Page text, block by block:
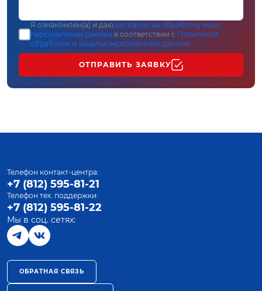
Я ознакомлен(а) и даю согласие на обработку моих
персональных данных в соответствии с Политикой
обработки и защиты персональных данных
ОТПРАВИТЬ ЗАЯВКУ
Телефон контакт-центра:
+7 (812) 595-81-21
Телефон тех. поддержки:
+7 (812) 595-81-22
Мы в соц. сетях:
ОБРАТНАЯ СВЯЗЬ